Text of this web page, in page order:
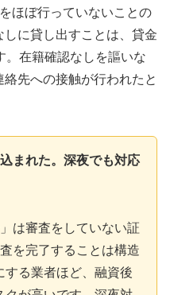
ほぼ行っていないことの
に貸し出すことは、貸金
。在籍確認なしを謳いな
先への接触が行われたと
まれた。深夜でも対応
」は審査をしていない証
を完了することは構造
する業者ほど、融資後